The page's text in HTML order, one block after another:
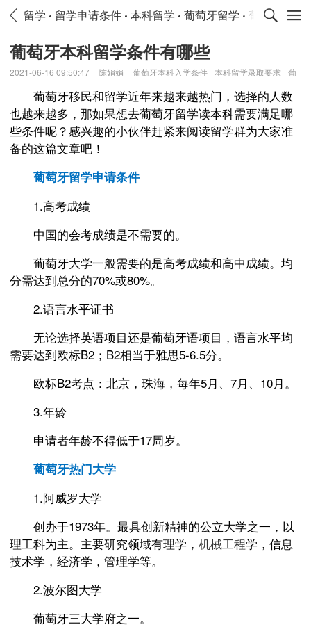
留学 留学申请条件 本科留学 葡萄牙留学 葡萄牙留学
葡萄牙本科留学条件有哪些
2021-06-16 09:50:47 陈娟娟 葡萄牙本科入学条件 本科留学录取要求
葡
葡萄牙移民和留学近年来越来越热门，选择的人数
也越来越多，那如果想去葡萄牙留学读本科需要满足哪
些条件呢？感兴趣的小伙伴赶紧来阅读留学群为大家准
备的这篇文章吧！
葡萄牙留学申请条件
1.高考成绩
中国的会考成绩是不需要的。
葡萄牙大学一般需要的是高考成绩和高中成绩。均
分需达到总分的70%或80%。
2.语言水平证书
无论选择英语项目还是葡萄牙语项目，语言水平均
需要达到欧标B2；B2相当于雅思5-6.5分。
欧标B2考点：北京，珠海，每年5月、7月、10月。
3.年龄
申请者年龄不得低于17周岁。
葡萄牙热门大学
1.阿威罗大学
创办于1973年。最具创新精神的公立大学之一，以
理工科为主。主要研究领域有理学， 机械工程学，信息
技术学，经济学，管理学等。
2.波尔图大学
葡萄牙三大学府之一。